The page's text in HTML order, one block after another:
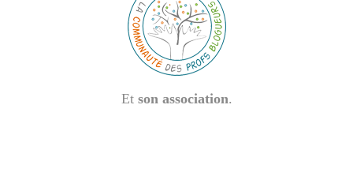
Et son association.